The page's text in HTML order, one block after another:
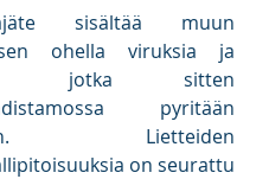
sisältää muun
ohella viruksia ja
jotka sitten
pyritään
Lietteiden
on seurattu